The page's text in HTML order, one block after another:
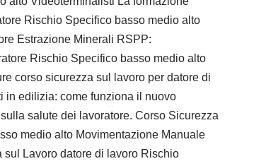
Rischio Specifico basso medio alto
Estrazione Minerali RSPP:
Rischio Specifico basso medio alto
corso sicurezza sul lavoro per datore di
in edilizia: come funziona il nuovo
salute dei lavoratore. Corso Sicurezza
medio alto Movimentazione Manuale
Lavoro datore di lavoro Rischio